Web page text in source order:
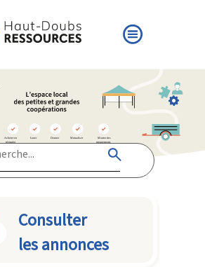
Consulter
les annonces